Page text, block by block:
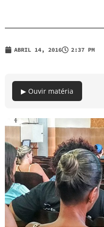
ABRIL 14, 2016 2:37 PM
▶ Ouvir matéria